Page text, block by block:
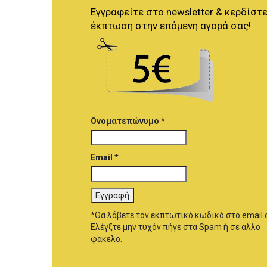
Εγγραφείτε στο newsletter &
έκπτωση στην επόμενη αγορά σας!
Ονοματεπώνυμο *
Email *
*Θα λάβετε τον εκπτωτικό κωδικό στο email
Ελέγξτε μην τυχόν πήγε στα Spam ή σε άλλο
φάκελο.